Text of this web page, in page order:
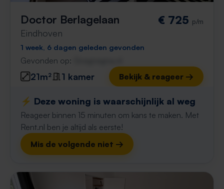
Doctor Berlagelaan
Eindhoven
€ 725 p/m
1 week, 6 dagen geleden gevonden
Gevonden op:
21m² 1 kamer Bekijk & reageer →
⚡️ Deze woning is waarschijnlijk al weg
Reageer binnen 15 minuten om kans te maken. Met
Rent.nl ben je altijd als eerste!
Mis de volgende niet →